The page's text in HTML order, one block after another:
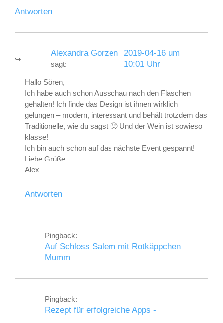
Antworten
Alexandra Gorzen
sagt:
2019-04-16 um
10:01 Uhr
Hallo Sören,
Ich habe auch schon Ausschau nach den Flaschen
gehalten! Ich finde das Design ist ihnen wirklich
gelungen – modern, interessant und behält trotzdem das
Traditionelle, wie du sagst 🙂 Und der Wein ist sowieso
klasse!
Ich bin auch schon auf das nächste Event gespannt!
Liebe Grüße
Alex
Antworten
Pingback:
Auf Schloss Salem mit Rotkäppchen
Mumm
Pingback:
Rezept für erfolgreiche Apps -